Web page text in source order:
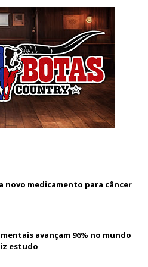
novo medicamento para câncer
avançam 96% no mundo
estudo